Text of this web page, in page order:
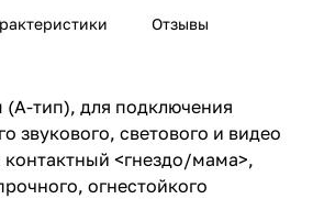
Отзывы
тип), для подключения
звукового, светового и видео
<гнездо/мама>,
огнестойкого